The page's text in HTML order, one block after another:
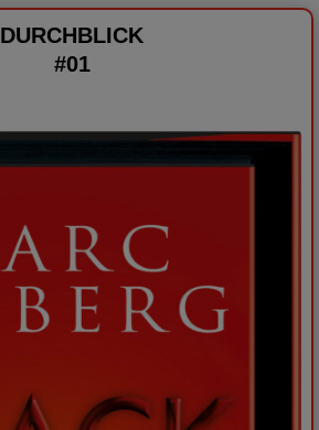
DURCHBLICK
#01